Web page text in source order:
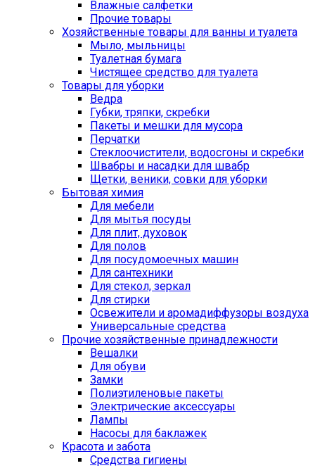
Влажные салфетки
Прочие товары
Хозяйственные товары для ванны и туалета
Мыло, мыльницы
Туалетная бумага
Чистящее средство для туалета
Товары для уборки
Ведра
Губки, тряпки, скребки
Пакеты и мешки для мусора
Перчатки
Стеклоочистители, водосгоны и скребки
Швабры и насадки для швабр
Щетки, веники, совки для уборки
Бытовая химия
Для мебели
Для мытья посуды
Для плит, духовок
Для полов
Для посудомоечных машин
Для сантехники
Для стекол, зеркал
Для стирки
Освежители и аромадиффузоры воздуха
Универсальные средства
Прочие хозяйственные принадлежности
Вешалки
Для обуви
Замки
Полиэтиленовые пакеты
Электрические аксессуары
Лампы
Насосы для баклажек
Красота и забота
Средства гигиены